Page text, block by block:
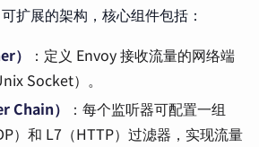
扩展的架构，核心组件包括：
）
：定义 Envoy 接收流量的网络端
Socket）。
Chain）
：每个监听器可配置一组
）和 L7（HTTP）过滤器，实现流量